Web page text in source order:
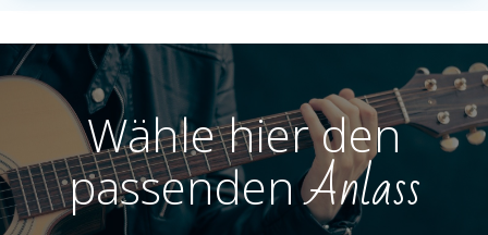
Wähle hier den
passendenAnlass